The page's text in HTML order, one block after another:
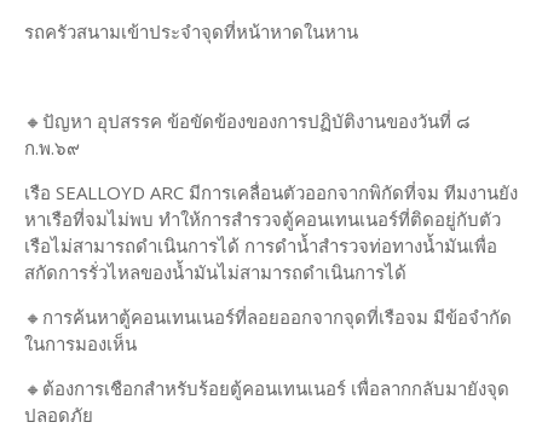
รถครัวสนามเข้าประจำจุดที่หน้าหาดในหาน
🔸ปัญหา อุปสรรค ข้อขัดข้องของการปฏิบัติงานของวันที่ ๘
ก.พ.๖๙
เรือ SEALLOYD ARC มีการเคลื่อนตัวออกจากพิกัดที่จม ทีมงานยัง
หาเรือที่จมไม่พบ ทำให้การสำรวจตู้คอนเทนเนอร์ที่ติดอยู่กับตัว
เรือไม่สามารถดำเนินการได้ การดำน้ำสำรวจท่อทางน้ำมันเพื่อ
สกัดการรั่วไหลของน้ำมันไม่สามารถดำเนินการได้
🔸การค้นหาตู้คอนเทนเนอร์ที่ลอยออกจากจุดที่เรือจม มีข้อจำกัด
ในการมองเห็น
🔸ต้องการเชือกสำหรับร้อยตู้คอนเทนเนอร์ เพื่อลากกลับมายังจุด
ปลอดภัย